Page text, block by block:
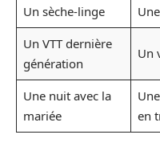
Un sèche-linge
Un VTT dernière
génération
Un
Une nuit avec la
mariée
en